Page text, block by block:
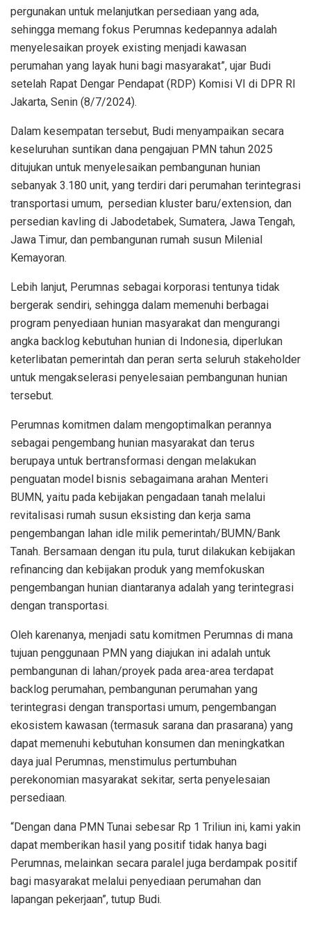
pergunakan untuk melanjutkan persediaan yang ada,
sehingga memang fokus Perumnas kedepannya adalah
menyelesaikan proyek existing menjadi kawasan
perumahan yang layak huni bagi masyarakat”, ujar Budi
setelah Rapat Dengar Pendapat (RDP) Komisi VI di DPR RI
Jakarta, Senin (8/7/2024).
Dalam kesempatan tersebut, Budi menyampaikan secara
keseluruhan suntikan dana pengajuan PMN tahun 2025
ditujukan untuk menyelesaikan pembangunan hunian
sebanyak 3.180 unit, yang terdiri dari perumahan terintegrasi
transportasi umum, persedian kluster baru/extension, dan
persedian kavling di Jabodetabek, Sumatera, Jawa Tengah,
Jawa Timur, dan pembangunan rumah susun Milenial
Kemayoran.
Lebih lanjut, Perumnas sebagai korporasi tentunya tidak
bergerak sendiri, sehingga dalam memenuhi berbagai
program penyediaan hunian masyarakat dan mengurangi
angka backlog kebutuhan hunian di Indonesia, diperlukan
keterlibatan pemerintah dan peran serta seluruh stakeholder
untuk mengakselerasi penyelesaian pembangunan hunian
tersebut.
Perumnas komitmen dalam mengoptimalkan perannya
sebagai pengembang hunian masyarakat dan terus
berupaya untuk bertransformasi dengan melakukan
penguatan model bisnis sebagaimana arahan Menteri
BUMN, yaitu pada kebijakan pengadaan tanah melalui
revitalisasi rumah susun eksisting dan kerja sama
pengembangan lahan idle milik pemerintah/BUMN/Bank
Tanah. Bersamaan dengan itu pula, turut dilakukan kebijakan
refinancing dan kebijakan produk yang memfokuskan
pengembangan hunian diantaranya adalah yang terintegrasi
dengan transportasi.
Oleh karenanya, menjadi satu komitmen Perumnas di mana
tujuan penggunaan PMN yang diajukan ini adalah untuk
pembangunan di lahan/proyek pada area-area terdapat
backlog perumahan, pembangunan perumahan yang
terintegrasi dengan transportasi umum, pengembangan
ekosistem kawasan (termasuk sarana dan prasarana) yang
dapat memenuhi kebutuhan konsumen dan meningkatkan
daya jual Perumnas, menstimulus pertumbuhan
perekonomian masyarakat sekitar, serta penyelesaian
persediaan.
“Dengan dana PMN Tunai sebesar Rp 1 Triliun ini, kami yakin
dapat memberikan hasil yang positif tidak hanya bagi
Perumnas, melainkan secara paralel juga berdampak positif
bagi masyarakat melalui penyediaan perumahan dan
lapangan pekerjaan”, tutup Budi.